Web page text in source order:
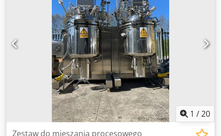
1 /20
Zestaw do mieszania procesowego